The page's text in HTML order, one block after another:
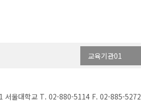
교육기관01
서울대학교 T. 02-880-5114 F. 02-885-5272